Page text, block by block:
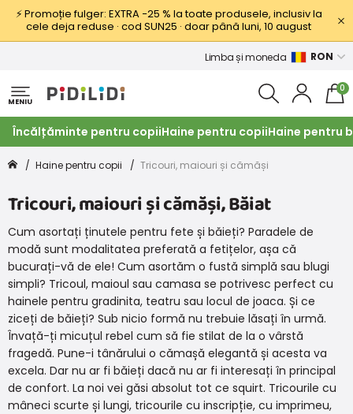
⚡ Promoție fulger: EXTRA −25 % la toate produsele, inclusiv la
cele deja reduse · cod SUN25 · doar până luni, 10 august
Limba și moneda RON
MENIU
0
Încălțăminte pentru copiiHaine pentru copiiHaine pentru
Haine pentru copii Tricouri, maiouri și cămăși
Tricouri, maiouri și cămăși, Băiat
Cum asortați ținutele pentru fete și băieți? Paradele de
modă sunt modalitatea preferată a fetițelor, așa că
bucurați-vă de ele! Cum asortăm o fustă simplă sau blugi
simpli? Tricoul, maioul sau camasa se potrivesc perfect cu
hainele pentru gradinita, teatru sau locul de joaca. Și ce
ziceți de băieți? Sub nicio formă nu trebuie lăsați în urmă.
Învață-ți micuțul rebel cum să fie stilat de la o vârstă
fragedă. Pune-i tânărului o cămașă elegantă și acesta va
excela. Dar nu ar fi băieți dacă nu ar fi interesați în principal
de confort. La noi vei găsi absolut tot ce squirt. Tricourile cu
mâneci scurte și lungi, tricourile cu inscripție, cu imprimeu,